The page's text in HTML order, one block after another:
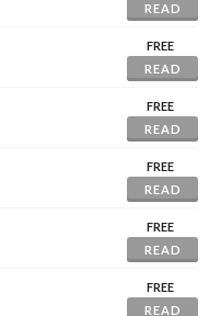
READ
FREE
READ
FREE
READ
FREE
READ
FREE
READ
FREE
READ